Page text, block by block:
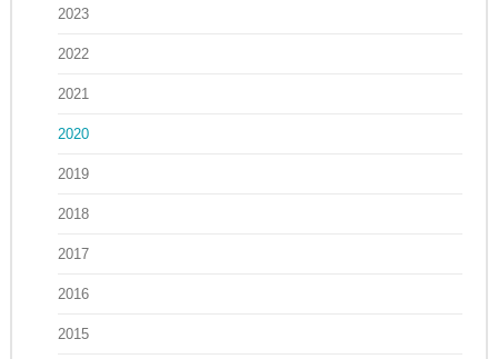
2023
2022
2021
2020
2019
2018
2017
2016
2015